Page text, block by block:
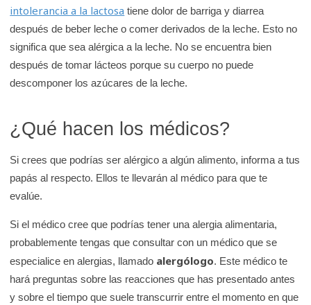
intolerancia a la lactosa tiene dolor de barriga y diarrea
después de beber leche o comer derivados de la leche. Esto no
significa que sea alérgica a la leche. No se encuentra bien
después de tomar lácteos porque su cuerpo no puede
descomponer los azúcares de la leche.
¿Qué hacen los médicos?
Si crees que podrías ser alérgico a algún alimento, informa a tus
papás al respecto. Ellos te llevarán al médico para que te
evalúe.
Si el médico cree que podrías tener una alergia alimentaria,
probablemente tengas que consultar con un médico que se
especialice en alergias, llamado alergólogo. Este médico te
hará preguntas sobre las reacciones que has presentado antes
y sobre el tiempo que suele transcurrir entre el momento en que